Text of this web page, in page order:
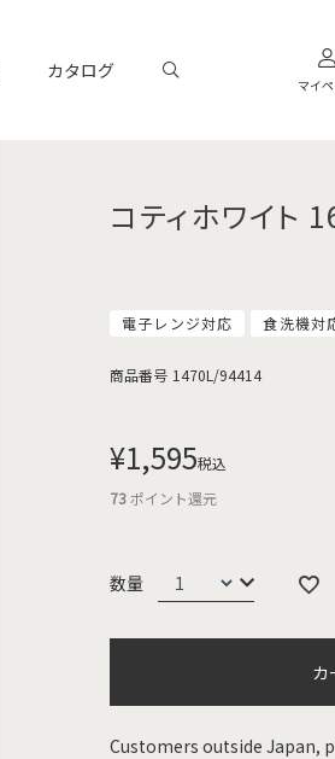
カタログ
マイ
コティホワイト
電子レンジ対応 食洗機対
商品番号 1470L/94414
¥1,595税込
73ポイント還元
カ
Customers outside Japan,